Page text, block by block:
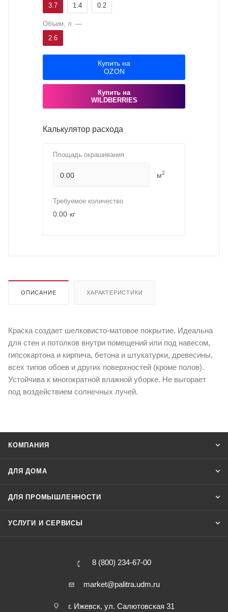
3.7
1.4 0.2
Объем, л —
2.6
Купить на
OZON
Купить на
WILDBERRIES
Калькулятор расхода
Площадь окрашивания
м2
Требуемое количество
0.00 кг
ОПИСАНИЕ ХАРАКТЕРИСТИКИ
Краска создает шелковисто-матовое покрытие. Идеальна
для стен и потолков внутри помещений или под навесом,
гипсокартона и кирпича, бетона и штукатурки, древесины,
всех типов обоев и других поверхностей (кроме полов).
Устойчива к многократной влажной уборке. Не выгорает
под воздействием солнечных лучей.
КОМПАНИЯ
ДЛЯ ДОМА
ДЛЯ ПРОМЫШЛЕННОСТИ
УСЛУГИ И СЕРВИСЫ
8 (800) 234-67-00
market@palitra.udm.ru
г. Ижевск, ул. Салютовская 31